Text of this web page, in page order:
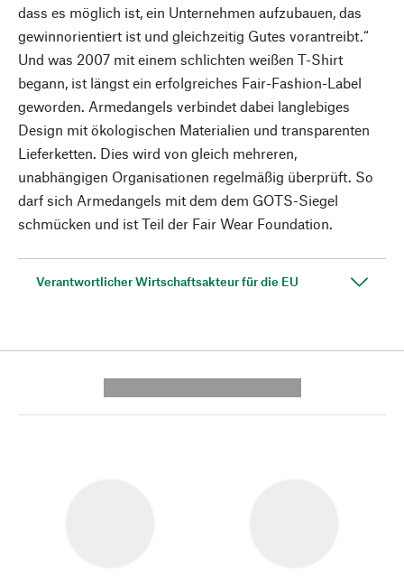
dass es möglich ist, ein Unternehmen aufzubauen, das
gewinnorientiert ist und gleichzeitig Gutes vorantreibt.“
Und was 2007 mit einem schlichten weißen T-Shirt
begann, ist längst ein erfolgreiches Fair-Fashion-Label
geworden. Armedangels verbindet dabei langlebiges
Design mit ökologischen Materialien und transparenten
Lieferketten. Dies wird von gleich mehreren,
unabhängigen Organisationen regelmäßig überprüft. So
darf sich Armedangels mit dem dem GOTS-Siegel
schmücken und ist Teil der Fair Wear Foundation.
Verantwortlicher Wirtschaftsakteur für die EU